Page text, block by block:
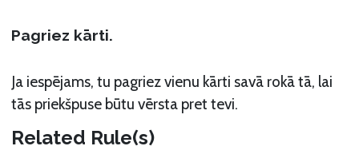
Pagriez kārti.
Ja iespējams, tu pagriez vienu kārti savā rokā tā, lai
tās priekšpuse būtu vērsta pret tevi.
Related Rule(s)